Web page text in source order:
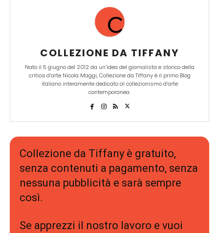
COLLEZIONE DA TIFFANY
Nato il 5 giugno del 2012 da un’idea del giornalista e storico della
critica d’arte Nicola Maggi, Collezione da Tiffany è il primo Blog
italiano interamente dedicato al collezionismo d’arte
contemporanea.
Collezione da Tiffany è gratuito,
senza contenuti a pagamento, senza
nessuna pubblicità e sarà sempre
così.
Se apprezzi il nostro lavoro e vuoi